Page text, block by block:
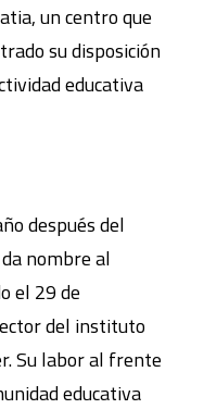
un centro que
su disposición
educativa
después del
nombre al
el 29 de
del instituto
Su labor al frente
educativa